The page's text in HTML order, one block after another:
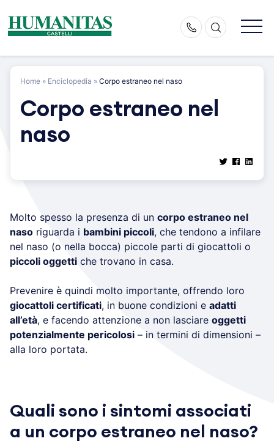
content
Home » Enciclopedia » Corpo estraneo nel naso
Corpo estraneo nel
naso
Molto spesso la presenza di un corpo estraneo nel
naso riguarda i bambini piccoli, che tendono a infilare
nel naso (o nella bocca) piccole parti di giocattoli o
piccoli oggetti che trovano in casa.
Prevenire è quindi molto importante, offrendo loro
giocattoli certificati, in buone condizioni e adatti
all’età, e facendo attenzione a non lasciare oggetti
potenzialmente pericolosi – in termini di dimensioni –
alla loro portata.
Quali sono i sintomi associati
a un corpo estraneo nel naso?